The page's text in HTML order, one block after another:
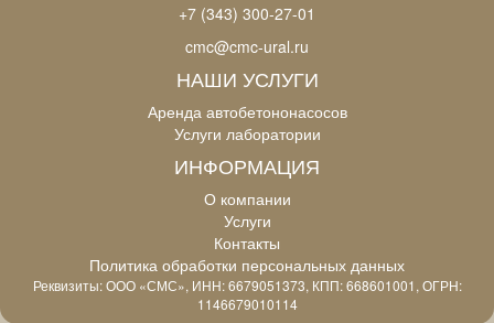
+7 (343) 300-27-01
cmc@cmc-ural.ru
НАШИ УСЛУГИ
Аренда автобетононасосов
Услуги лаборатории
ИНФОРМАЦИЯ
О компании
Услуги
Контакты
Политика обработки персональных данных
Реквизиты: ООО «СМС», ИНН: 6679051373, КПП: 668601001, ОГРН:
1146679010114